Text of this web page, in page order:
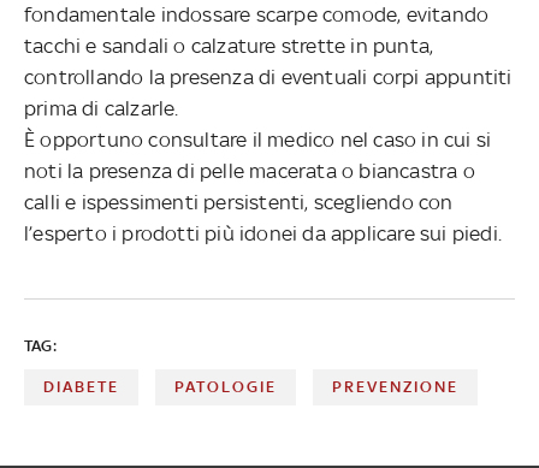
fondamentale indossare scarpe comode, evitando
tacchi e sandali o calzature strette in punta,
controllando la presenza di eventuali corpi appuntiti
prima di calzarle.
È opportuno consultare il medico nel caso in cui si
noti la presenza di pelle macerata o biancastra o
calli e ispessimenti persistenti, scegliendo con
l’esperto i prodotti più idonei da applicare sui piedi.
TAG:
DIABETE PATOLOGIE PREVENZIONE